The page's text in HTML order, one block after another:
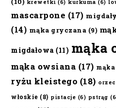
krewetki (6) kurkuma (6)
mascarpone (17) migdały
(14) mąka gryczana (9)
migdałowa (11) mąka
mąka owsiana (17)
ryżu kleistego (18)
włoskie (8) pistacje (6) pstrąg